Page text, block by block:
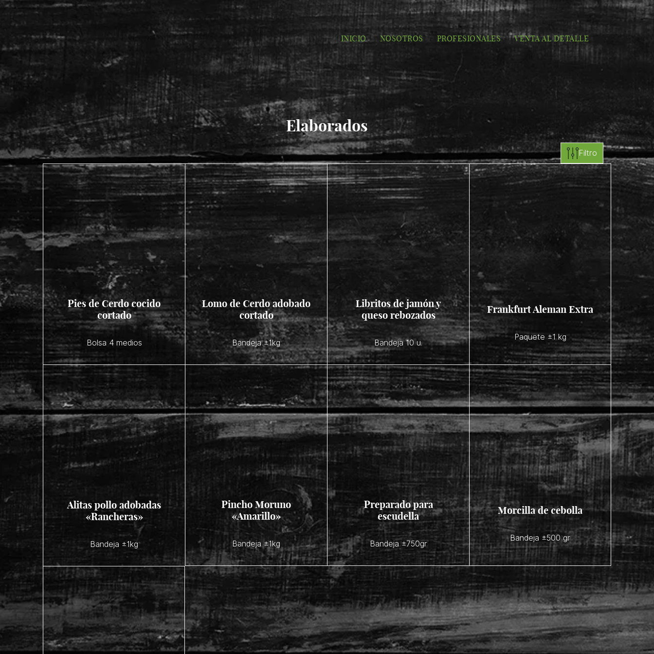
INICIO NOSOTROS PROFESIONALES VENTA AL DETALLE
Elaborados
Filtro
Pies de Cerdo cocido
cortado
Bolsa 4 medios
Lomo de Cerdo adobado
cortado
Bandeja ±1kg
Libritos de jamón y
queso rebozados
Bandeja 10 u.
Frankfurt Aleman Extra
Paquete ±1 kg
Alitas pollo adobadas
«Rancheras»
Bandeja ±1kg
Pincho Moruno
«Amarillo»
Bandeja ±1kg
Preparado para
escudella
Bandeja ±750gr
Morcilla de cebolla
Bandeja ±500 gr